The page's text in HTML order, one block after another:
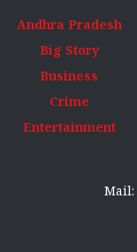
Andhra Pradesh
Big Story
Business
Crime
Entertainment
Mail: